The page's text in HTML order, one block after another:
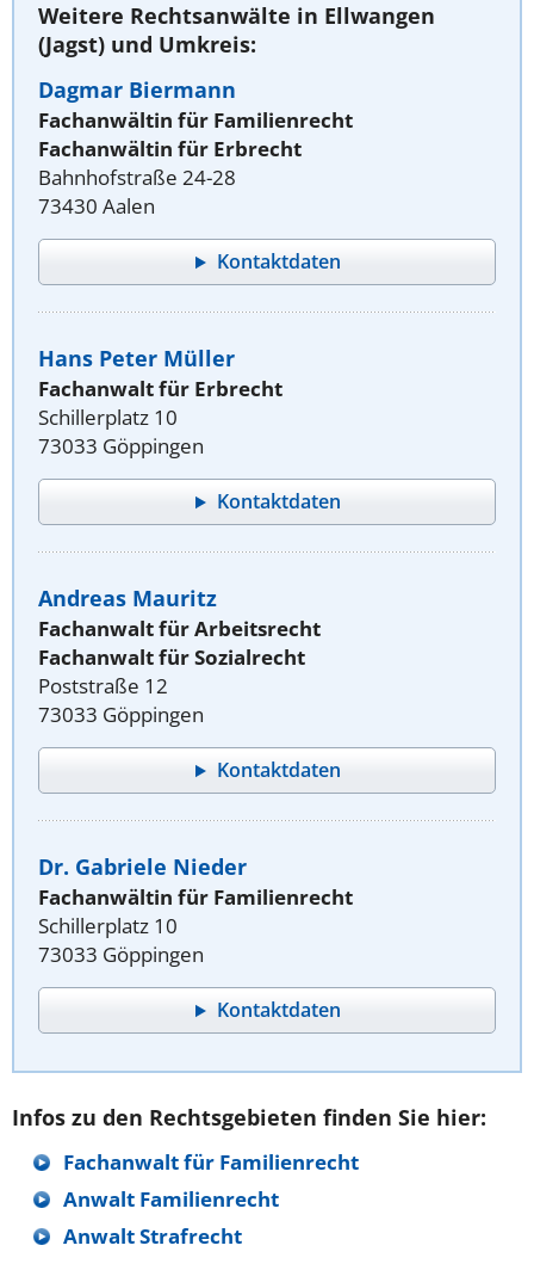
Weitere Rechtsanwälte in Ellwangen
(Jagst) und Umkreis:
Dagmar Biermann
Fachanwältin für Familienrecht
Fachanwältin für Erbrecht
Bahnhofstraße 24-28
73430 Aalen
Kontaktdaten
Hans Peter Müller
Fachanwalt für Erbrecht
Schillerplatz 10
73033 Göppingen
Kontaktdaten
Andreas Mauritz
Fachanwalt für Arbeitsrecht
Fachanwalt für Sozialrecht
Poststraße 12
73033 Göppingen
Kontaktdaten
Dr. Gabriele Nieder
Fachanwältin für Familienrecht
Schillerplatz 10
73033 Göppingen
Kontaktdaten
Infos zu den Rechtsgebieten finden Sie hier:
Fachanwalt für Familienrecht
Anwalt Familienrecht
Anwalt Strafrecht